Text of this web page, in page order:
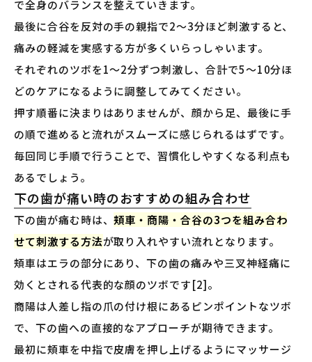
で全身のバランスを整えていきます。
最後に合谷を反対の手の親指で2〜3分ほど刺激すると、
痛みの軽減を実感する方が多くいらっしゃいます。
それぞれのツボを1〜2分ずつ刺激し、合計で5〜10分ほ
どのケアになるように調整してみてください。
押す順番に決まりはありませんが、顔から足、最後に手
の順で進めると流れがスムーズに感じられるはずです。
毎回同じ手順で行うことで、習慣化しやすくなる利点も
あるでしょう。
下の歯が痛い時のおすすめの組み合わせ
下の歯が痛む時は、頬車・商陽・合谷の3つを組み合わ
せて刺激する方法が取り入れやすい流れとなります。
頬車はエラの部分にあり、下の歯の痛みや三叉神経痛に
効くとされる代表的な顔のツボです[2]。
商陽は人差し指の爪の付け根にあるピンポイントなツボ
で、下の歯への直接的なアプローチが期待できます。
最初に頬車を中指で皮膚を押し上げるようにマッサージ